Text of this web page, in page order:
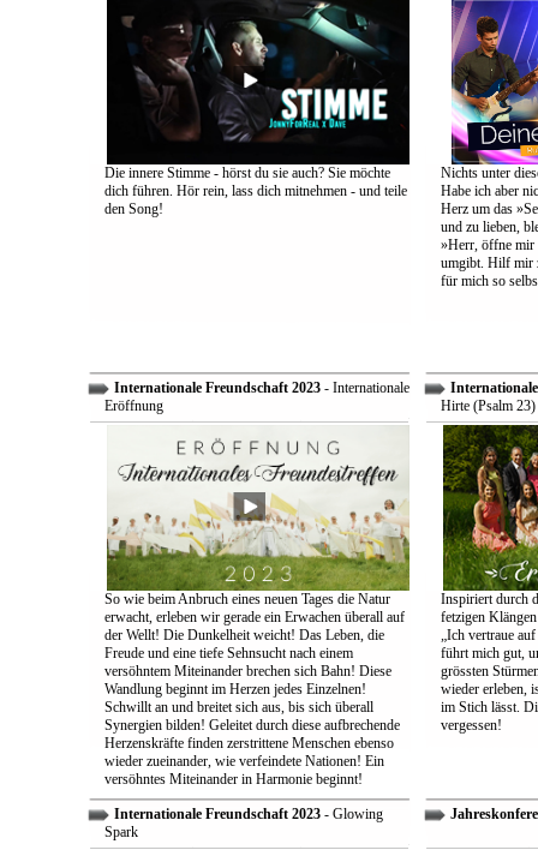
Die innere Stimme - hörst du sie auch? Sie möchte
dich führen. Hör rein, lass dich mitnehmen - und teile
den Song!
Nichts unter
Habe ich aber
Herz um das
und zu lieben,
»Herr, öffne mir
umgibt. Hilf mir
für mich so
Internationale Freundschaft 2023- Internationale
Eröffnung
So wie beim Anbruch eines neuen Tages die Natur
erwacht, erleben wir gerade ein Erwachen überall auf
der Wellt! Die Dunkelheit weicht! Das Leben, die
Freude und eine tiefe Sehnsucht nach einem
versöhntem Miteinander brechen sich Bahn! Diese
Wandlung beginnt im Herzen jedes Einzelnen!
Schwillt an und breitet sich aus, bis sich überall
Synergien bilden! Geleitet durch diese aufbrechende
Herzenskräfte finden zerstrittene Menschen ebenso
wieder zueinander, wie verfeindete Nationen! Ein
versöhntes Miteinander in Harmonie beginnt!
Hirte (Psalm 23)
Inspiriert durch
fetzigen
„Ich vertraue
führt mich gut,
grössten
wieder erleben,
im Stich lässt.
vergessen!
Internationale Freundschaft 2023- Glowing
Spark